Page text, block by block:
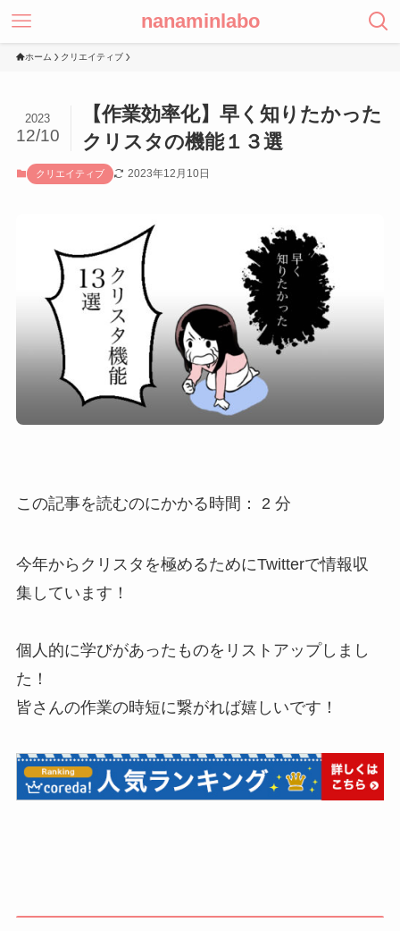
nanaminlabo
ホーム クリエイティブ
【作業効率化】早く知りたかった
クリスタの機能１３選
2023
12/10
クリエイティブ 2023年12月10日
この記事を読むのにかかる時間： 2 分
今年からクリスタを極めるためにTwitterで情報収
集しています！
個人的に学びがあったものをリストアップしまし
た！
皆さんの作業の時短に繋がれば嬉しいです！